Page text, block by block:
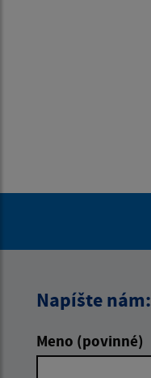
Napíšte nám:
Meno (povinné)